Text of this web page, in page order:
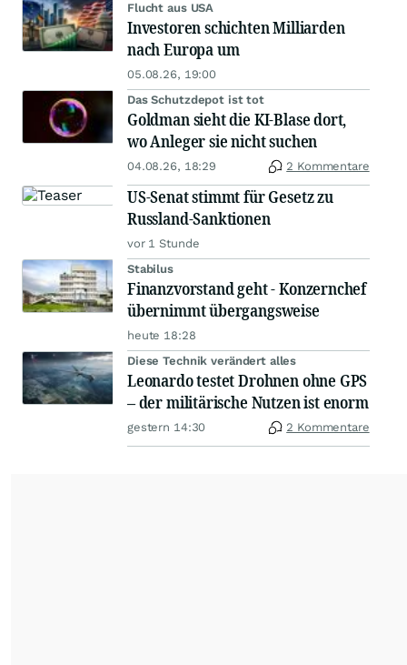
Flucht aus USA
Investoren schichten Milliarden
nach Europa um
05.08.26, 19:00
Das Schutzdepot ist tot
Goldman sieht die KI-Blase dort,
wo Anleger sie nicht suchen
04.08.26, 18:29 2 Kommentare
US-Senat stimmt für Gesetz zu
Russland-Sanktionen
vor 1 Stunde
Stabilus
Finanzvorstand geht - Konzernchef
übernimmt übergangsweise
heute 18:28
Diese Technik verändert alles
Leonardo testet Drohnen ohne GPS
– der militärische Nutzen ist enorm
gestern 14:30 2 Kommentare